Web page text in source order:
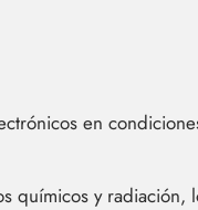
en
químicos y radiación,